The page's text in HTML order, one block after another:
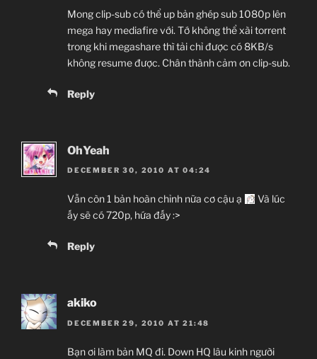
Mong clip-sub có thể up bản ghép sub 1080p lên
mega hay mediafire với. Tớ không thể xài torrent
trong khi megashare thì tải chỉ được có 8KB/s
không resume được. Chân thành cảm ơn clip-sub.
Reply
OhYeah
DECEMBER 30, 2010 AT 04:24
Vẫn còn 1 bản hoàn chỉnh nữa cơ cậu ạ
Và lúc
ấy sẽ có 720p, hứa đấy :>
Reply
akiko
DECEMBER 29, 2010 AT 21:48
Bạn ơi làm bản MQ đi. Down HQ lâu kinh người